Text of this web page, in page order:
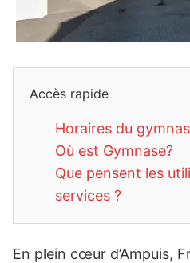
Accès rapide
Horaires du
Où est Gymnase?
Que pensent les
services ?
En plein cœur d’Ampuis,